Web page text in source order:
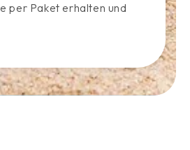
per Paket erhalten und